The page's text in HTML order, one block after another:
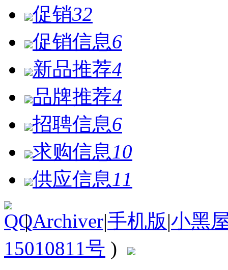
促销32
促销信息6
新品推荐4
品牌推荐4
招聘信息6
求购信息 10
供应信息 11
| Archiver|手机版|小黑
15010811号 )